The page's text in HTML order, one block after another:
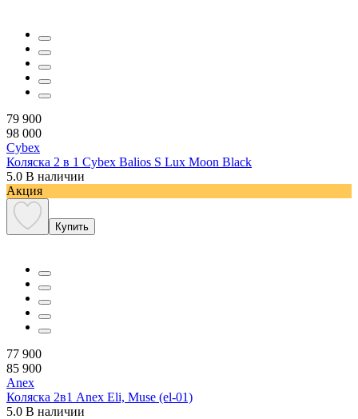
79 900
98 000
Cybex
Коляска 2 в 1 Cybex Balios S Lux Moon Black
5.0 В наличии
Акция
Купить
77 900
85 900
Anex
Коляска 2в1 Anex Eli, Muse (el-01)
5.0 В наличии